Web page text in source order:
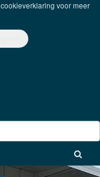
cookieverklaring voor meer